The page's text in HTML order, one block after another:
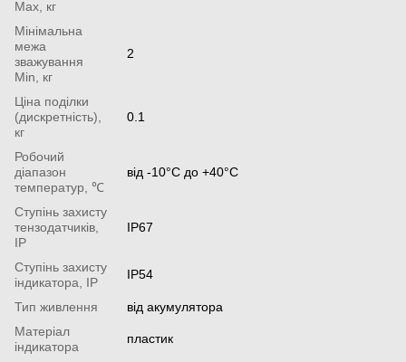
Мах, кг
Мінімальна
межа
зважування
Min, кг
2
Ціна поділки
(дискретність),
кг
0.1
Робочий
діапазон
температур, ℃
від -10°С до +40°С
Ступінь захисту
тензодатчиків,
IP
IP67
Ступінь захисту
індикатора, IP
IP54
Тип живлення
від акумулятора
Матеріал
індикатора
пластик